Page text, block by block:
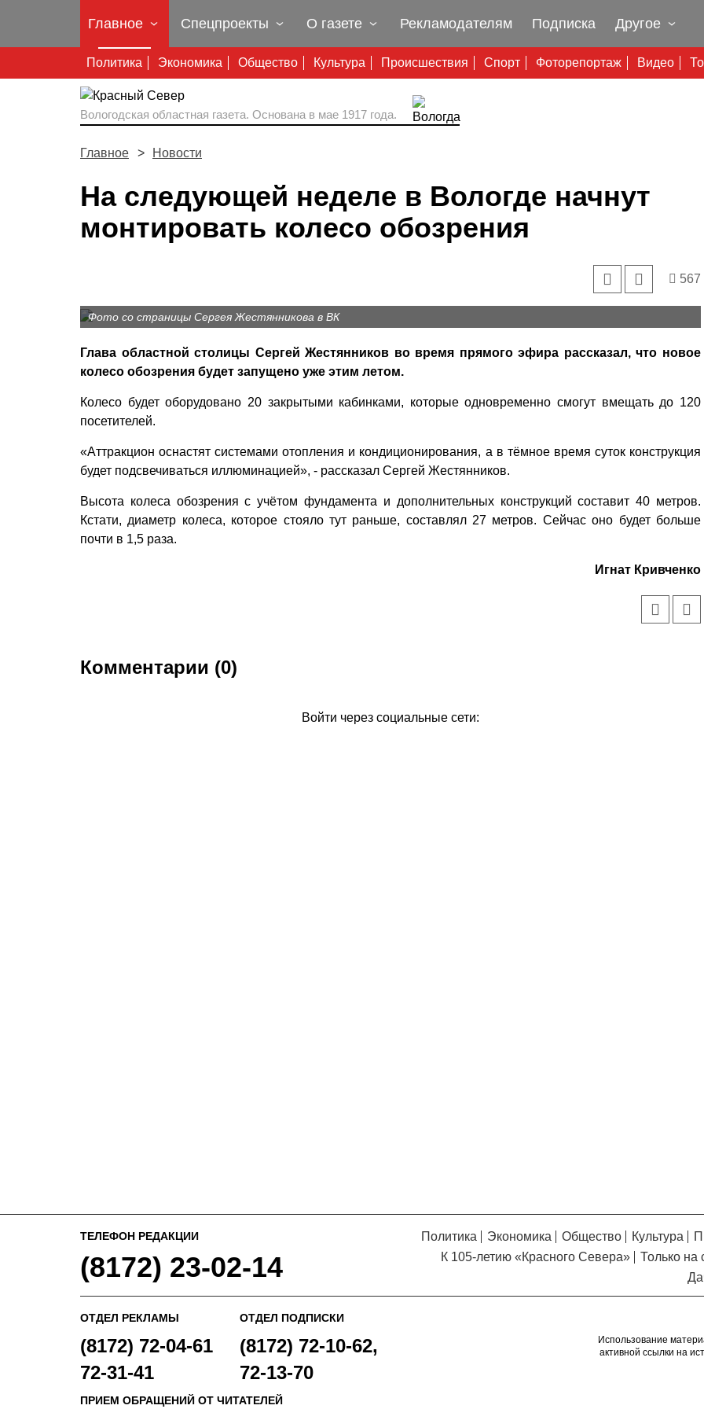
Главное
Политика Экономика Общество Культура Происшествия Спорт Фоторепортаж Видео
Спецпроекты О газете Рекламодателям Подписка Другое
Вологодская областная газета. Основана в мае 1917 года.
Главное Новости
На следующей неделе в Вологде начнут
монтировать колесо обозрения
567
Фото со страницы Сергея Жестянникова в ВК
Глава областной столицы Сергей Жестянников во время прямого эфира рассказал, что новое
колесо обозрения будет запущено уже этим летом.
Колесо будет оборудовано 20 закрытыми кабинками, которые одновременно смогут вмещать до 120
посетителей.
«Аттракцион оснастят системами отопления и кондиционирования, а в тёмное время суток конструкция
будет подсвечиваться иллюминацией», - рассказал Сергей Жестянников.
Высота колеса обозрения с учётом фундамента и дополнительных конструкций составит 40 метров.
Кстати, диаметр колеса, которое стояло тут раньше, составлял 27 метров. Сейчас оно будет больше
почти в 1,5 раза.
Игнат Кривченко
Комментарии (0)
Войти через социальные сети:
ТЕЛЕФОН РЕДАКЦИИ
(8172) 23-02-14
Политика Экономика Общество Культура
К 105-летию «Красного Севера»
Только на
ОТДЕЛ РЕКЛАМЫ
(8172) 72-04-61
72-31-41
ОТДЕЛ ПОДПИСКИ
(8172) 72-10-62,
72-13-70
ПРИЕМ ОБРАЩЕНИЙ ОТ ЧИТАТЕЛЕЙ
Использование
активной ссылки на